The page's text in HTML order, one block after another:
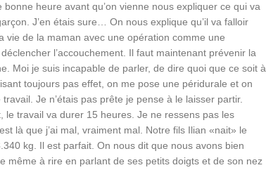
heure avant qu’on vienne nous expliquer ce qui va
J’en étais sure… On nous explique qu’il va falloir
vie de la maman avec une opération comme une
l’accouchement. Il faut maintenant prévenir la
Moi je suis incapable de parler, de dire quoi que ce soit à
toujours pas effet, on me pose une péridurale et on
Je n’étais pas prête je pense à le laisser partir.
travail va durer 15 heures. Je ne ressens pas les
là que j’ai mal, vraiment mal. Notre fils Ilian «nait» le
kg. Il est parfait. On nous dit que nous avons bien
même à rire en parlant de ses petits doigts et de son nez